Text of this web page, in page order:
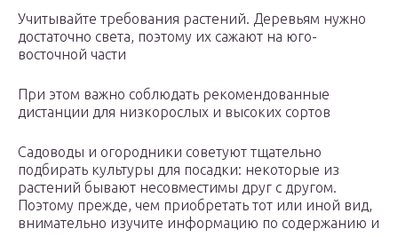
Учитывайте требования растений. Деревьям нужно
достаточно света, поэтому их сажают на юго-
восточной части
При этом важно соблюдать рекомендованные
дистанции для низкорослых и высоких сортов
Садоводы и огородники советуют тщательно
подбирать культуры для посадки: некоторые из
растений бывают несовместимы друг с другом.
Поэтому прежде, чем приобретать тот или иной вид,
внимательно изучите информацию по содержанию и